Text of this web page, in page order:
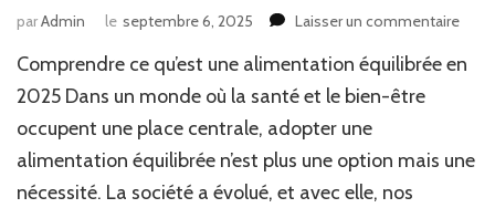
parAdmin le septembre 6, 2025 Laisser un commentairesur
:
Comprendre ce qu’est une alimentation équilibrée en
2025 Dans un monde où la santé et le bien-être
occupent une place centrale, adopter une
alimentation équilibrée n’est plus une option mais une
nécessité. La société a évolué, et avec elle, nos